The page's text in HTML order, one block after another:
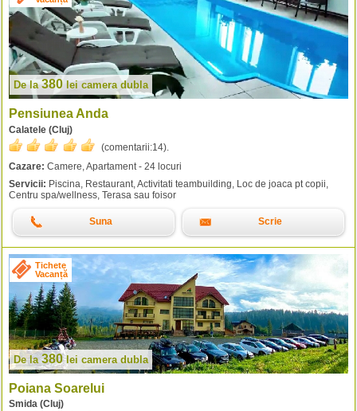
De la380 lei camera dubla
Pensiunea Anda
Calatele (Cluj)
(comentarii:14).
Cazare: Camere, Apartament - 24 locuri
Servicii: Piscina, Restaurant, Activitati teambuilding, Loc de joaca pt copii,
Centru spa/wellness, Terasa sau foisor
Suna Scrie
Tichete
Vacanță
De la380lei camera dubla
Poiana Soarelui
Smida (Cluj)